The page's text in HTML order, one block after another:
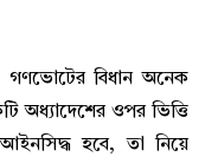
গণভোটের বিধান অনেক
অধ্যাদেশের ওপর ভিত্তি
হবে, তা নিয়ে